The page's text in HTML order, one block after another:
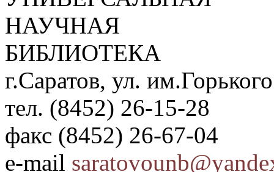
НАУЧНАЯ
БИБЛИОТЕКА
г.Саратов, ул.
тел. (8452) 26-15-28
факс (8452) 26-67-04
e-mail